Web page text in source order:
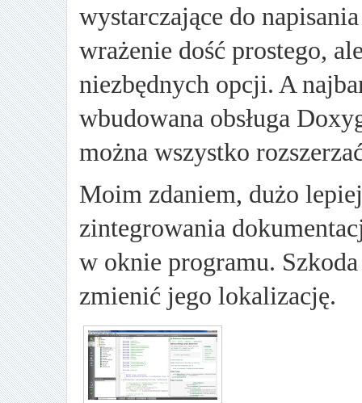
wystarczające do
wrażenie dość prostego,
niezbędnych opcji. A
wbudowana obsługa
można wszystko
Moim zdaniem, dużo
zintegrowania
w oknie programu.
zmienić jego lokalizację.